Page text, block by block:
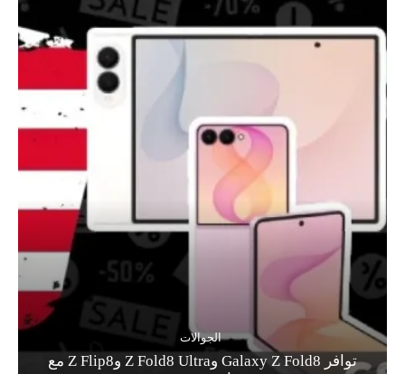
الجوالات
توافر Galaxy Z Fold8 وZ Fold8 Ultra وZ Flip8 مع